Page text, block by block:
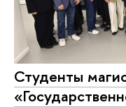
Студенты